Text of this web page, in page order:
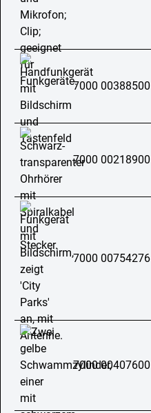
7000 00388500
7000 00218900
7000 00754276
7000 00407600